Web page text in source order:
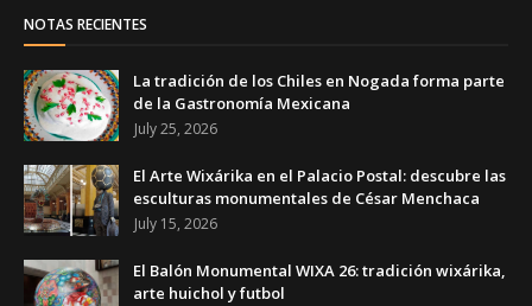
NOTAS RECIENTES
La tradición de los Chiles en Nogada forma parte
de la Gastronomía Mexicana
July 25, 2026
El Arte Wixárika en el Palacio Postal: descubre las
esculturas monumentales de César Menchaca
July 15, 2026
El Balón Monumental WIXA 26: tradición wixárika,
arte huichol y futbol